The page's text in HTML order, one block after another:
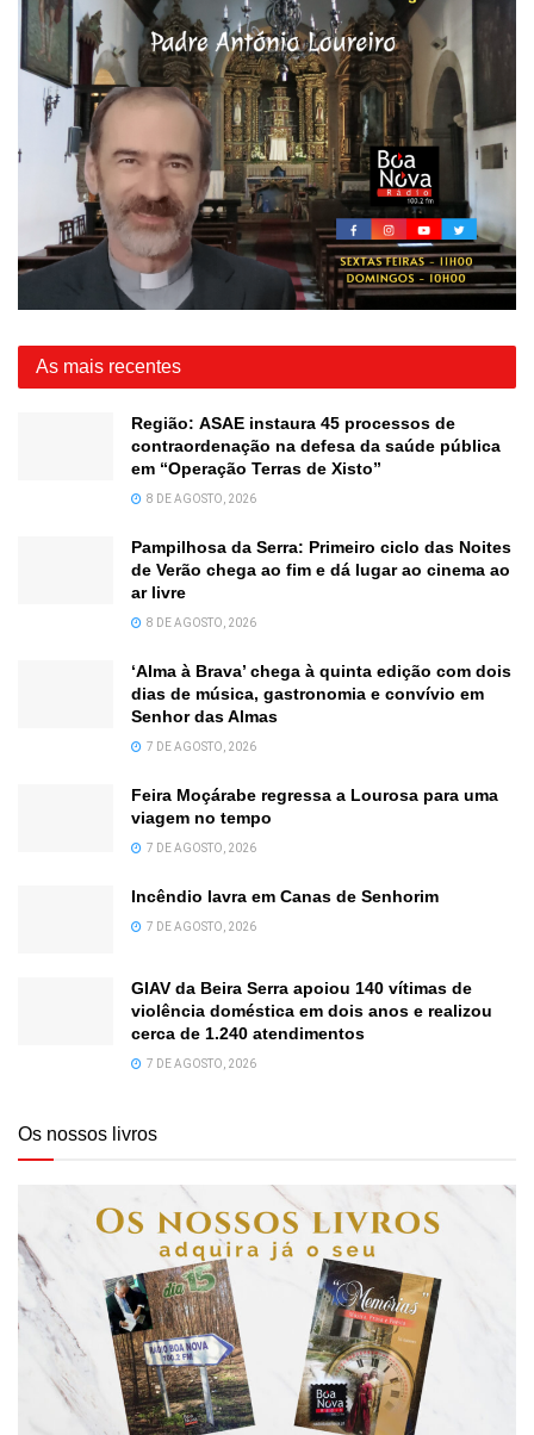
As mais recentes
Região: ASAE instaura 45 processos de
contraordenação na defesa da saúde pública
em “Operação Terras de Xisto”
8 DE AGOSTO, 2026
Pampilhosa da Serra: Primeiro ciclo das Noites
de Verão chega ao fim e dá lugar ao cinema ao
ar livre
8 DE AGOSTO, 2026
‘Alma à Brava’ chega à quinta edição com dois
dias de música, gastronomia e convívio em
Senhor das Almas
7 DE AGOSTO, 2026
Feira Moçárabe regressa a Lourosa para uma
viagem no tempo
7 DE AGOSTO, 2026
Incêndio lavra em Canas de Senhorim
7 DE AGOSTO, 2026
GIAV da Beira Serra apoiou 140 vítimas de
violência doméstica em dois anos e realizou
cerca de 1.240 atendimentos
7 DE AGOSTO, 2026
Os nossos livros